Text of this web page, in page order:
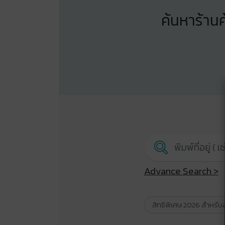
ค้นหาร้าน
Advance Search >
สิทธิพิเศษ 2026 สำหรั